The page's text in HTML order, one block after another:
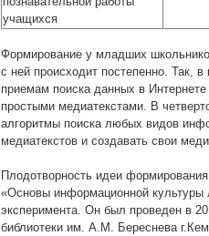
учащихся
Формирование у младших
с ней происходит постепенно. Так,
приемам поиска данных в
простыми медиатекстами. В
алгоритмы поиска любых видов
медиатекстов и создавать свои
Плодотворность идеи
«Основы информационной культуры
эксперимента. Он был проведен в
библиотеки им. А.М. Береснева